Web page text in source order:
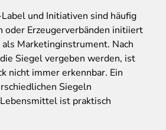
und Initiativen sind häufig
oder Erzeugerverbänden initiiert
Marketinginstrument. Nach
Siegel vergeben werden, ist
nicht immer erkennbar. Ein
Siegeln
ist praktisch